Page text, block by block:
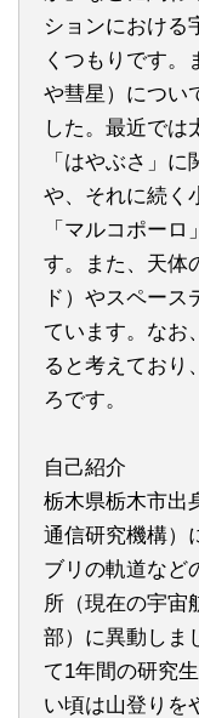
ションにおける
くつもりです。
や彗星）につい
した。最近では
「はやぶさ」
や、それに続く
「マルコポー
す。また、天体
ド）やスペー
ています。なお
ると考えており
ろです。
自己紹介
栃木県栃木市出
通信研究機構）
ブリの軌道など
所（現在の宇宙
部）に異動しま
て1年間の研究
い頃は山登りを